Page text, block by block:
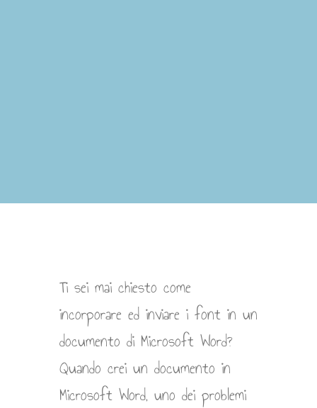
Ti sei mai chiesto come
incorporare ed inviare i font in un
documento di Microsoft Word?
Quando crei un documento in
Microsoft Word, uno dei problemi